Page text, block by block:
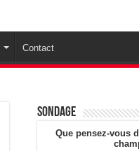
Contact
Sondage
Que pensez-vous